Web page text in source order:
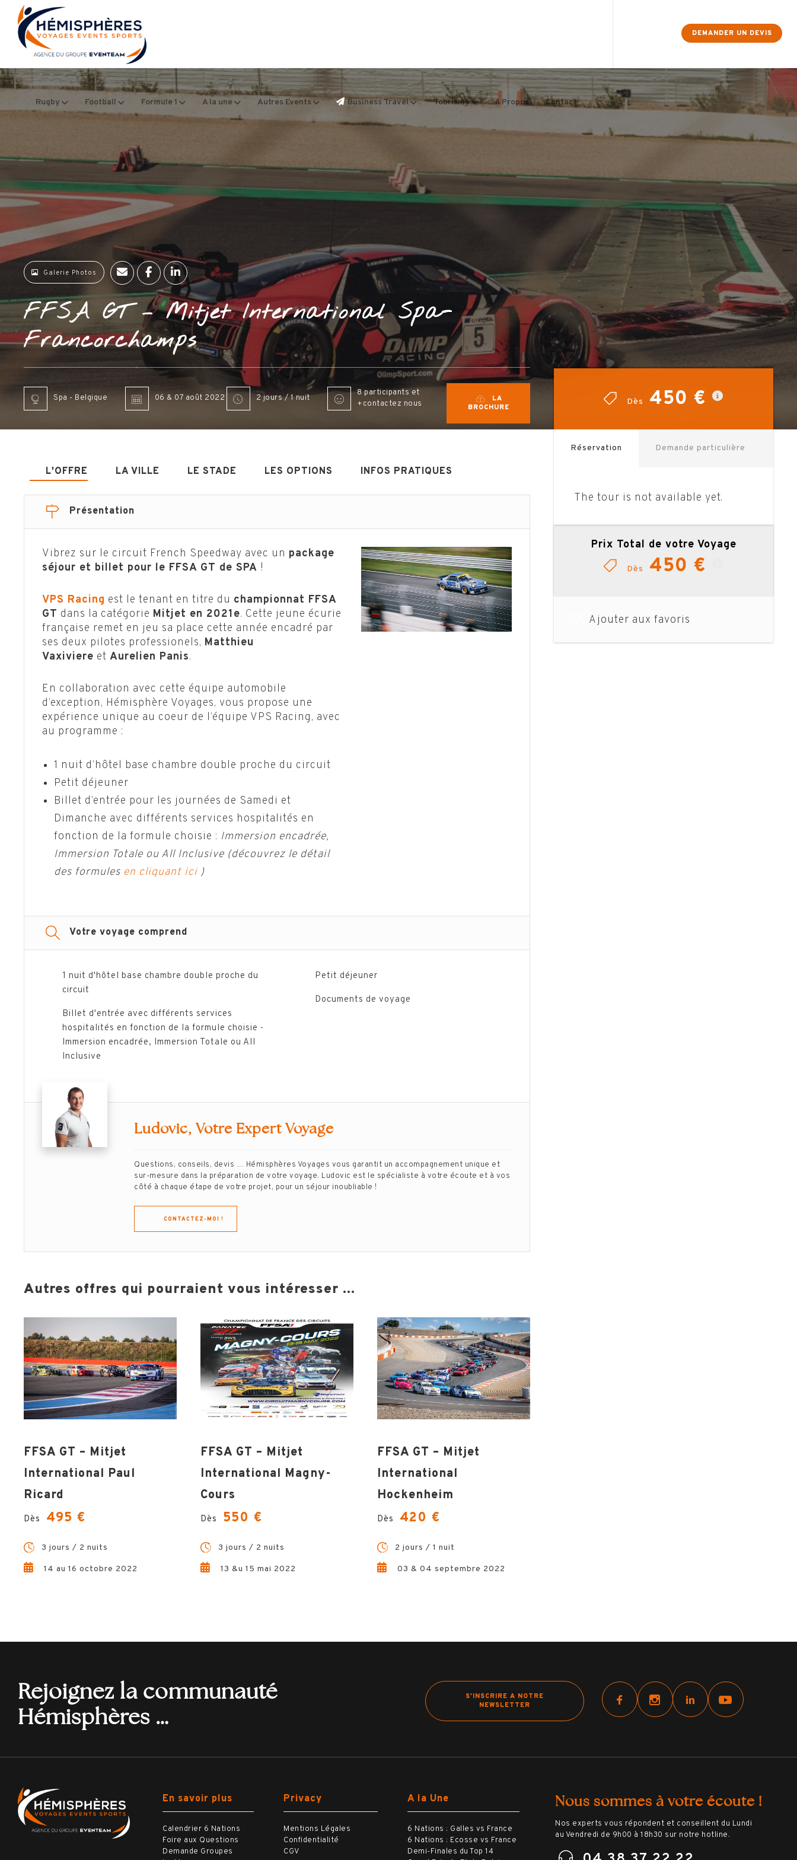
DEMANDER UN DEVIS
Rugby Football Formule 1 A la une Autres Events Business Travel Tourisme A Propos Contact
Galerie Photos
FFSA GT – Mitjet International Spa-
Francorchamps
Dès 450 €
Dès 450 €
Réservation Demande particulière
The tour is not available yet.
Prix Total de votre Voyage
Dès 450 €
Ajouter aux favoris
Spa - Belgique 06 & 07 août 2022 2 jours / 1 nuit
8 participants et
+contactez nous
LA
BROCHURE
L'OFFRE LA VILLE LE STADE LES OPTIONS INFOS PRATIQUES
Présentation
Vibrez sur le circuit French Speedway avec un package
séjour et billet pour le FFSA GT de SPA !
VPS Racing est le tenant en titre du championnat FFSA
GT dans la catégorie Mitjet en 2021e. Cette jeune écurie
française remet en jeu sa place cette année encadré par
ses deux pilotes professionels, Matthieu
Vaxiviere et Aurelien Panis.
En collaboration avec cette équipe automobile
d’exception, Hémisphère Voyages, vous propose une
expérience unique au coeur de l’équipe VPS Racing, avec
au programme :
1 nuit d’hôtel base chambre double proche du circuit
Petit déjeuner
Billet d’entrée pour les journées de Samedi et
Dimanche avec différents services hospitalités en
fonction de la formule choisie : Immersion encadrée,
Immersion Totale ou All Inclusive (découvrez le détail
des formules en cliquant ici )
Votre voyage comprend
1 nuit d'hôtel base chambre double proche du
circuit
Billet d'entrée avec différents services
hospitalités en fonction de la formule choisie -
Immersion encadrée, Immersion Totale ou All
Inclusive
Petit déjeuner
Documents de voyage
Ludovic, Votre Expert Voyage
Questions, conseils, devis … Hémisphères Voyages vous garantit un accompagnement unique et
sur-mesure dans la préparation de votre voyage. Ludovic est le spécialiste à votre écoute et à vos
côté à chaque étape de votre projet, pour un séjour inoubliable !
CONTACTEZ-MOI !
Autres offres qui pourraient vous intéresser ...
FFSA GT – Mitjet
International Paul
Ricard
Dès 495 €
3 jours / 2 nuits
14 au 16 octobre 2022
FFSA GT – Mitjet
International Magny-
Cours
Dès 550 €
3 jours / 2 nuits
13 &u 15 mai 2022
FFSA GT – Mitjet
International
Hockenheim
Dès 420 €
2 jours / 1 nuit
03 & 04 septembre 2022
Rejoignez la communauté
Hémisphères …
S'INSCRIRE A NOTRE
NEWSLETTER
En savoir plus
Calendrier 6 Nations
Foire aux Questions
Demande Groupes
Privacy
Mentions Légales
Confidentialité
CGV
A la Une
6 Nations : Galles vs France
6 Nations : Ecosse vs France
Demi-Finales du Top 14
Nous sommes à votre écoute !
Nos experts vous répondent et conseillent du Lundi
au Vendredi de 9h00 à 18h30 sur notre hotline.
×